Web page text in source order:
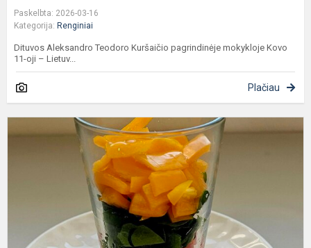
Paskelbta: 2026-03-16
Kategorija: Renginiai
Dituvos Aleksandro Teodoro Kuršaičio pagrindinėje mokykloje Kovo
11-oji – Lietuv...
Plačiau